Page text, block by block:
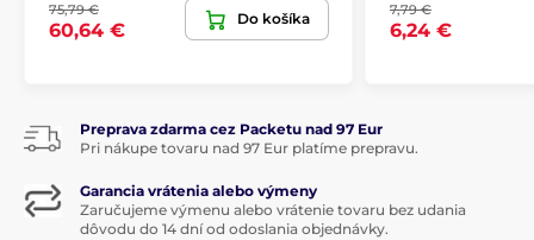
75,79 €
60,64 €
Do košíka 7,79 €
6,24 €
Preprava zdarma cez Packetu nad 97 Eur
Pri nákupe tovaru nad 97 Eur platíme prepravu.
Garancia vrátenia alebo výmeny
Zaručujeme výmenu alebo vrátenie tovaru bez udania
dôvodu do 14 dní od odoslania objednávky.